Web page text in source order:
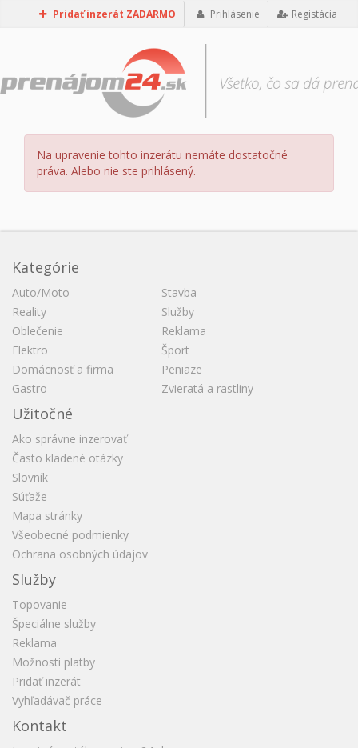
Pridať inzerát ZADARMO Prihlásenie Registácia
Na upravenie tohto inzerátu nemáte dostatočné
práva. Alebo nie ste prihlásený.
Kategórie
Auto/Moto
Reality
Oblečenie
Elektro
Domácnosť a firma
Gastro
Stavba
Služby
Reklama
Šport
Peniaze
Zvieratá a rastliny
Užitočné
Ako správne inzerovať
Často kladené otázky
Slovník
Súťaže
Mapa stránky
Všeobecné podmienky
Ochrana osobných údajov
Služby
Topovanie
Špeciálne služby
Reklama
Možnosti platby
Pridať inzerát
Vyhľadávač práce
Kontakt